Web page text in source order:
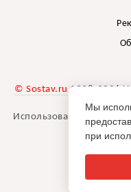
© Sostav.ru 1998-2026
Использование
Мы
при